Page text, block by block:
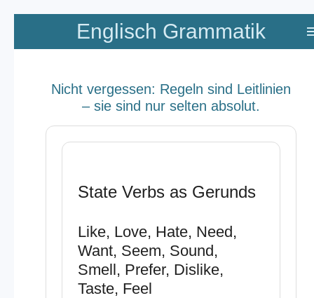
Zum
springen
Englisch Grammatik
Nicht vergessen: Regeln sind Leitlinien
– sie sind nur selten absolut.
State Verbs as Gerunds
Like, Love, Hate, Need,
Want, Seem, Sound,
Smell, Prefer, Dislike,
Taste, Feel